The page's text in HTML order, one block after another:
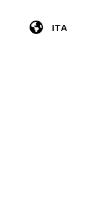
ITA